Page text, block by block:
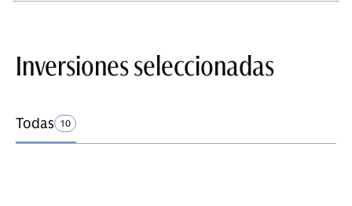
Inversiones seleccionadas
Todas 10